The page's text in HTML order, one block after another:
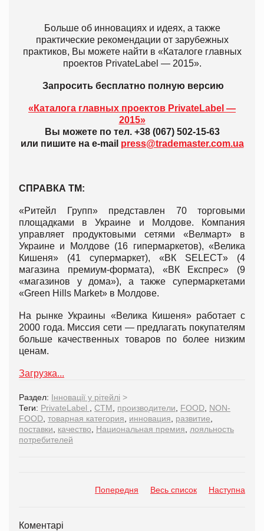
Больше об инновациях и идеях, а также
практические рекомендации от зарубежных
практиков, Вы можете найти в «Каталоге главных
проектов PrivateLabel — 2015».
Запросить бесплатно полную версию
«Каталога главных проектов PrivateLabel —
2015»
Вы можете по тел. +38 (067) 502-15-63
или пишите на e-mail press@trademaster.com.ua
СПРАВКА ТМ:
«Ритейл Групп» представлен 70 торговыми
площадками в Украине и Молдове. Компания
управляет продуктовыми сетями «Велмарт» в
Украине и Молдове (16 гипермаркетов), «Велика
Кишеня» (41 супермаркет), «ВК SELECT» (4
магазина премиум-формата), «ВК Експрес» (9
«магазинов у дома»), а также супермаркетами
«Green Hills Market» в Молдове.
На рынке Украины «Велика Кишеня» работает с
2000 года. Миссия сети — предлагать покупателям
больше качественных товаров по более низким
ценам.
Загрузка...
Раздел: Інновації у рітейлі >
Теги: PrivateLabel СТМ производители FOOD NON-
FOOD товарная категория инновация развитие
поставки
качество Национальная премия
лояльность
потребителей
Попередня Весь список Наступна
Коментарі